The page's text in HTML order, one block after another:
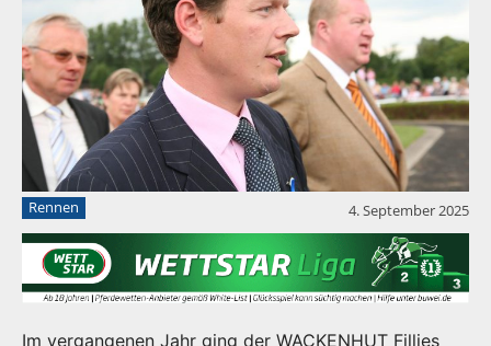
Rennen 4. September 2025
Im vergangenen Jahr ging der WACKENHUT Fillies